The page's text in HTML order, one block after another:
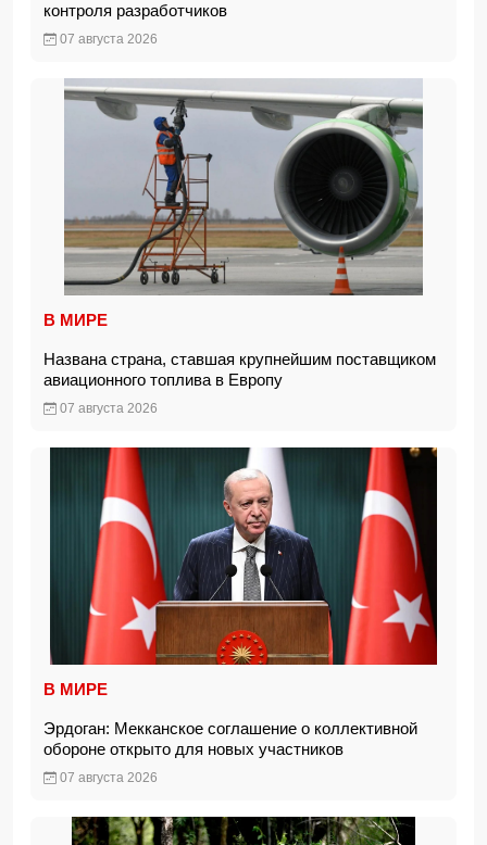
контроля разработчиков
07 августа 2026
В МИРЕ
Названа страна, ставшая крупнейшим поставщиком
авиационного топлива в Европу
07 августа 2026
В МИРЕ
Эрдоган: Мекканское соглашение о коллективной
обороне открыто для новых участников
07 августа 2026